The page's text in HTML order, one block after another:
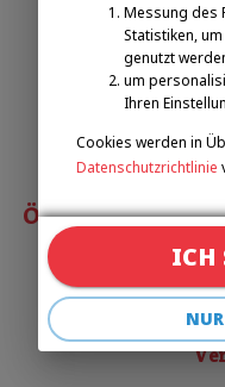
Österreichischer
Messung des
Statistiken,
genutzt
um
Ihren
Cookies werden in
Datenschutzrichtlinie
ICH